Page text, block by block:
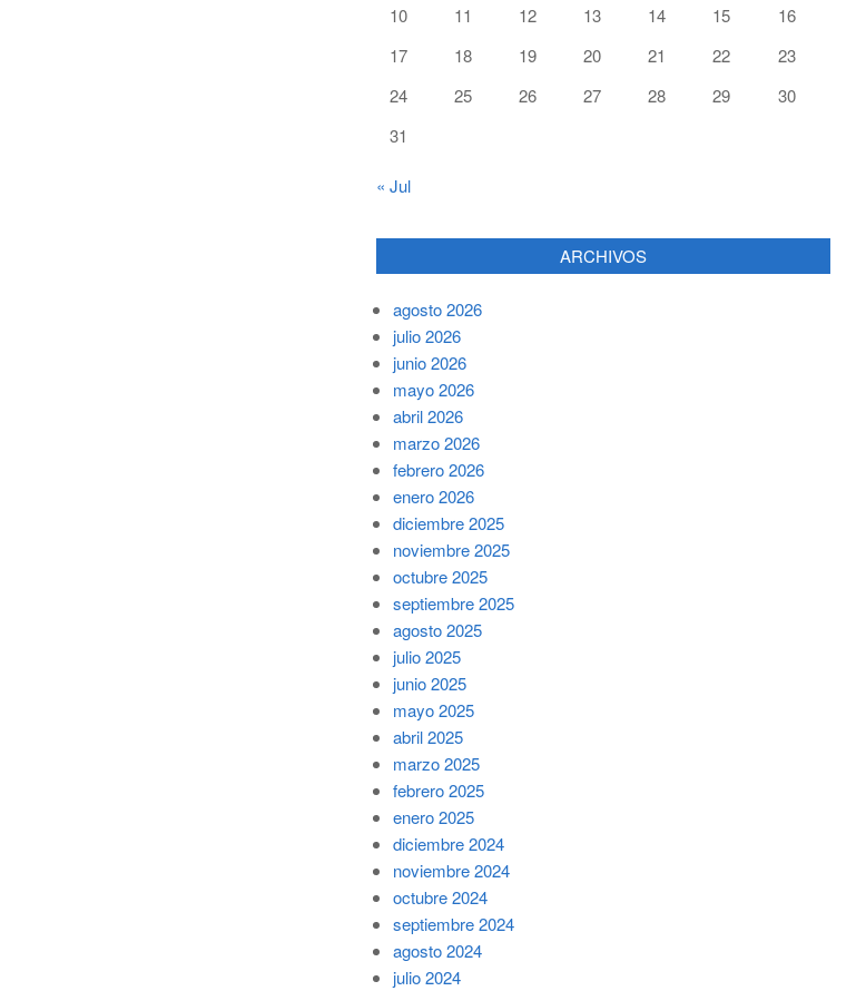
10
11 12 13 14 15
16
17
18 19 20 21 22
23
24
25 26 27 28 29
30
31
« Jul
ARCHIVOS
agosto 2026
julio 2026
junio 2026
mayo 2026
abril 2026
marzo 2026
febrero 2026
enero 2026
diciembre 2025
noviembre 2025
octubre 2025
septiembre 2025
agosto 2025
julio 2025
junio 2025
mayo 2025
abril 2025
marzo 2025
febrero 2025
enero 2025
diciembre 2024
noviembre 2024
octubre 2024
septiembre 2024
agosto 2024
julio 2024